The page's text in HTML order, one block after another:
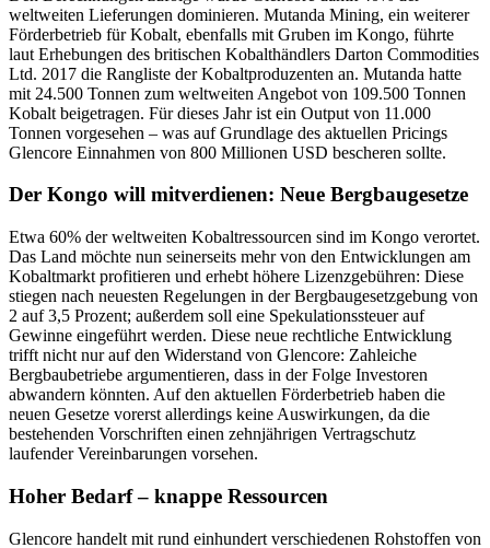
weltweiten Lieferungen dominieren. Mutanda Mining, ein weiterer
Förderbetrieb für Kobalt, ebenfalls mit Gruben im Kongo, führte
laut Erhebungen des britischen Kobalthändlers Darton Commodities
Ltd. 2017 die Rangliste der Kobaltproduzenten an. Mutanda hatte
mit 24.500 Tonnen zum weltweiten Angebot von 109.500 Tonnen
Kobalt beigetragen. Für dieses Jahr ist ein Output von 11.000
Tonnen vorgesehen – was auf Grundlage des aktuellen Pricings
Glencore Einnahmen von 800 Millionen USD bescheren sollte.
Der Kongo will mitverdienen: Neue Bergbaugesetze
Etwa 60% der weltweiten Kobaltressourcen sind im Kongo verortet.
Das Land möchte nun seinerseits mehr von den Entwicklungen am
Kobaltmarkt profitieren und erhebt höhere Lizenzgebühren: Diese
stiegen nach neuesten Regelungen in der Bergbaugesetzgebung von
2 auf 3,5 Prozent; außerdem soll eine Spekulationssteuer auf
Gewinne eingeführt werden. Diese neue rechtliche Entwicklung
trifft nicht nur auf den Widerstand von Glencore: Zahleiche
Bergbaubetriebe argumentieren, dass in der Folge Investoren
abwandern könnten. Auf den aktuellen Förderbetrieb haben die
neuen Gesetze vorerst allerdings keine Auswirkungen, da die
bestehenden Vorschriften einen zehnjährigen Vertragschutz
laufender Vereinbarungen vorsehen.
Hoher Bedarf – knappe Ressourcen
Glencore handelt mit rund einhundert verschiedenen Rohstoffen von